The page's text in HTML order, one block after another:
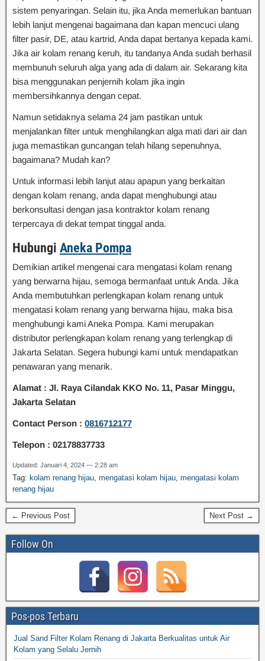
sistem penyaringan. Selain itu, jika Anda memerlukan bantuan
lebih lanjut mengenai bagaimana dan kapan mencuci ulang
filter pasir, DE, atau kartrid, Anda dapat bertanya kepada kami.
Jika air kolam renang keruh, itu tandanya Anda sudah berhasil
membunuh seluruh alga yang ada di dalam air. Sekarang kita
bisa menggunakan penjernih kolam jika ingin
membersihkannya dengan cepat.
Namun setidaknya selama 24 jam pastikan untuk
menjalankan filter untuk menghilangkan alga mati dari air dan
juga memastikan guncangan telah hilang sepenuhnya,
bagaimana? Mudah kan?
Untuk informasi lebih lanjut atau apapun yang berkaitan
dengan kolam renang, anda dapat menghubungi atau
berkonsultasi dengan jasa kontraktor kolam renang
terpercaya di dekat tempat tinggal anda.
Hubungi Aneka Pompa
Demikian artikel mengenai cara mengatasi kolam renang
yang berwarna hijau, semoga bermanfaat untuk Anda. Jika
Anda membutuhkan perlengkapan kolam renang untuk
mengatasi kolam renang yang berwarna hijau, maka bisa
menghubungi kami Aneka Pompa. Kami merupakan
distributor perlengkapan kolam renang yang terlengkap di
Jakarta Selatan. Segera hubungi kami untuk mendapatkan
penawaran yang menarik.
Alamat : Jl. Raya Cilandak KKO No. 11, Pasar Minggu,
Jakarta Selatan
Contact Person : 0816712177
Telepon : 02178837733
Updated: Januari 4, 2024 — 2:28 am
Tag: kolam renang hijau, mengatasi kolam hijau, mengatasi kolam
renang hijau
← Previous Post Next Post →
Follow On
Pos-pos Terbaru
Jual Sand Filter Kolam Renang di Jakarta Berkualitas untuk Air
Kolam yang Selalu Jernih